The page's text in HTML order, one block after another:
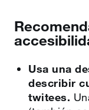
Usa una
describir
twitees.